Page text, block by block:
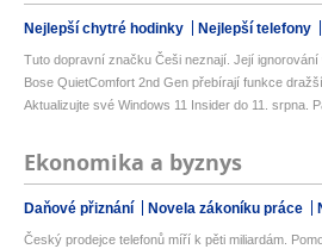
Nejlepší chytré hodinky Nejlepší telefony
Tuto dopravní značku Češi neznají. Její ignorování
Bose QuietComfort 2nd Gen přebírají funkce
Aktualizujte své Windows 11 Insider do 11. srpna.
Ekonomika a byznys
Daňové přiznání Novela zákoníku práce
Český prodejce telefonů míří k pěti miliardám.